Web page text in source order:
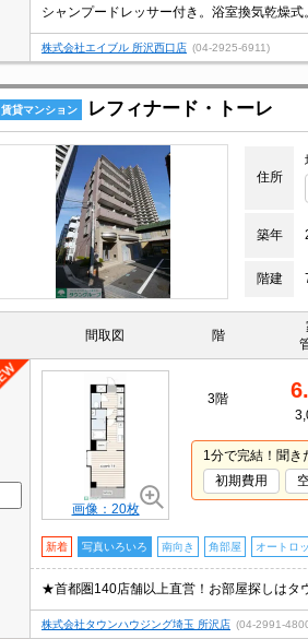
シャンプードレッサー付き。浴室換気乾燥
株式会社エイブル 所沢西口店 (04-2925-6911)
賃貸マンション レフィナード・トーレ
住所
築年
階建
間取図 階
画像：20枚
3階
1分で完結！聞き
初期費用
新着 写真いろいろ 南向き 角部屋 オートロ
★首都圏140店舗以上直営！お部屋探しはタ
株式会社タウンハウジング埼玉 所沢店 (04-2991-